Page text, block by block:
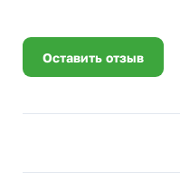
Оставить отзыв